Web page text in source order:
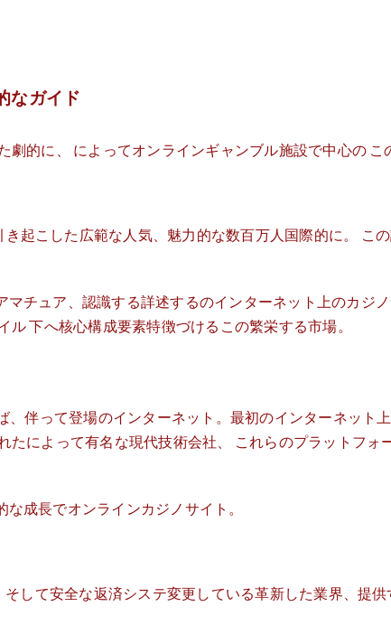
なガイド
的に、 によってオンラインギャンブル施設で中心の こ
起こした広範な人気、魅力的な数百万人国際的に。
チュア、認識する詳述するのインターネット上のカジ
下へ核心構成要素特徴づけるこの繁栄する市場。
伴って登場のインターネット。最初のインターネッ
たによって有名な現代技術会社、 これらのプラットフ
成長でオンラインカジノサイト。
して安全な返済システ変更している革新した業界、提